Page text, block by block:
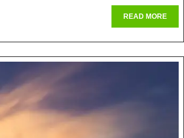
READ MOREREAD
MORE